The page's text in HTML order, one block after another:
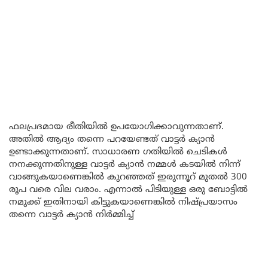
ഫലപ്രദമായ രീതിയിൽ ഉപയോഗിക്കാവുന്നതാണ്.
അതിൽ ആദ്യം തന്നെ പറയേണ്ടത് വാട്ടർ ക്യാൻ
ഉണ്ടാക്കുന്നതാണ്. സാധാരണ ഗതിയിൽ ചെടികൾ
നനക്കുന്നതിനുള്ള വാട്ടർ ക്യാൻ നമ്മൾ കടയിൽ നിന്ന്
വാങ്ങുകയാണെങ്കിൽ കുറഞ്ഞത് ഇരുന്നൂറ് മുതൽ 300
രൂപ വരെ വില വരാം. എന്നാൽ പിടിയുള്ള ഒരു ബോട്ടിൽ
നമുക്ക് ഇതിനായി കിട്ടുകയാണെങ്കിൽ നിഷ്പ്രയാസം
തന്നെ വാട്ടർ ക്യാൻ നിർമ്മിച്ച്